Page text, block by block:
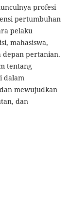
profesi
pertumbuhan
pelaku
mahasiswa,
depan pertanian.
tentang
dalam
mewujudkan
dan